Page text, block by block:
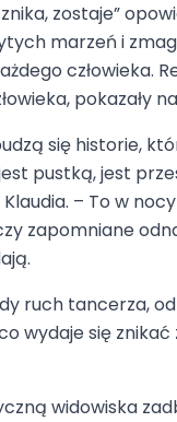
zostaje”
marzeń i
człowieka.
pokazały
się historie,
pustką, jest
– To w
zapomniane
ruch tancerza,
wydaje się
widowiska